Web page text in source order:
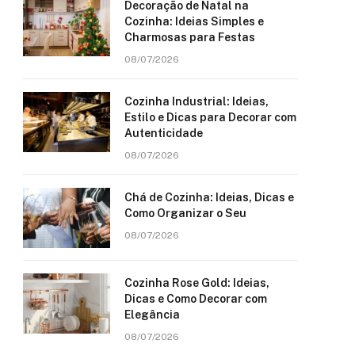
Decoração de Natal na
Cozinha: Ideias Simples e
Charmosas para Festas
08/07/2026
Cozinha Industrial: Ideias,
Estilo e Dicas para Decorar com
Autenticidade
08/07/2026
Chá de Cozinha: Ideias, Dicas e
Como Organizar o Seu
08/07/2026
Cozinha Rose Gold: Ideias,
Dicas e Como Decorar com
Elegância
08/07/2026